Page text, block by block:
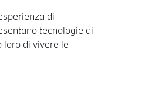
di
tecnologie di
loro di vivere le